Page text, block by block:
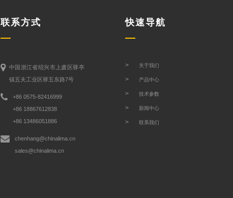
联系方式
中国浙江省绍兴市上虞区驿亭
镇五夫工业区驿五东路7号
+86 0575-82416999
+86 18867612838
+86 13486051886
chenhang@chinalima.cn
sales@chinalima.cn
快速导航
> 关于我们
> 产品中心
> 技术参数
> 新闻中心
> 联系我们